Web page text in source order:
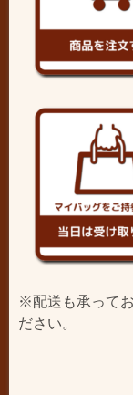
※配送も承って
ださい。